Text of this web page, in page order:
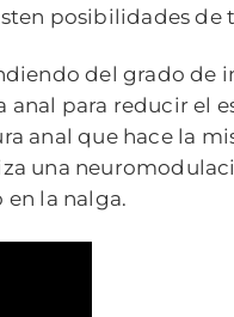
posibilidades de
del grado de
anal para reducir el
anal que hace la
una
la nalga.